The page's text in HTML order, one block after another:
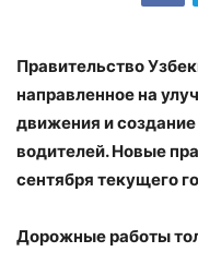
Правительство
направленное на
движения и
водителей. Новые
сентября текущего
Дорожные работы